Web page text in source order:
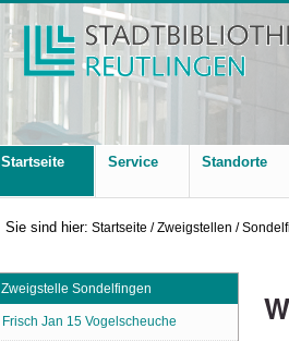
Startseite Service Standorte
Sie sind hier: Startseite /Zweigstellen /
Zweigstelle Sondelfingen
Frisch Jan 15 Vogelscheuche